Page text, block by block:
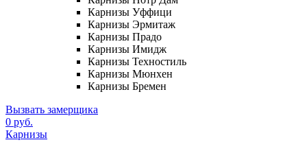
Карнизы Уффици
Карнизы Эрмитаж
Карнизы Прадо
Карнизы Имидж
Карнизы Техностиль
Карнизы Мюнхен
Карнизы Бремен
Вызвать замерщика
0 руб.
Карнизы